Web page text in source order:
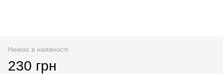
Немає в наявності
230 грн